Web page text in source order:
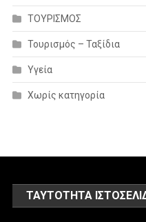
ΤΟΥΡΙΣΜΟΣ
Τουρισμός – Ταξίδια
Υγεία
Χωρίς κατηγορία
ΤΑΥΤΌΤΗΤΑ